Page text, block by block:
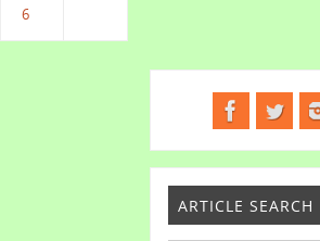
6
ARTICLE SEARCH